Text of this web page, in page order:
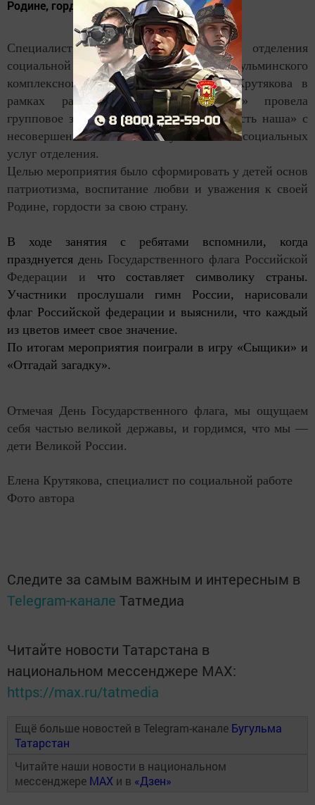
Родине, гордости за свою страну.
Специалист по социальной работе отделения
социальной помощи семье и детям Бугульминского
комплексного центра «Радуга» Елена Крутякова в
рамках работы клуба «Преодоление» провела
групповое занятие «Флаг России – гордость наша» с
несовершеннолетними получателями социальных
услуг отделения.
Целью мероприятия было сформировать у детей основ
патриотизма, воспитание любви и уважения к своей
Родине, гордости за свою страну.
В ходе занятия с ребятами вспомнили, когда
празднуется день Государственного флага Российской
Федерации и что составляет символику страны.
Участники прослушали гимн России, нарисовали
флаг Российской федерации и выяснили, что каждый
из цветов имеет свое значение.
По итогам мероприятия поиграли в игру «Сыщики» и
«Отгадай загадку».
Отмечая День Государственного флага, мы ощущаем
себя частью великой державы, и гордимся, что мы —
дети Великой России.
Елена Крутякова, специалист по социальной работе
Фото автора
Следите за самым важным и интересным в
Telegram-канале Татмедиа
Читайте новости Татарстана в
национальном мессенджере MАХ:
https://max.ru/tatmedia
Ещё больше новостей в Telegram-канале Бугульма
Татарстан
Читайте наши новости в национальном
мессенджере MAX и в «Дзен»